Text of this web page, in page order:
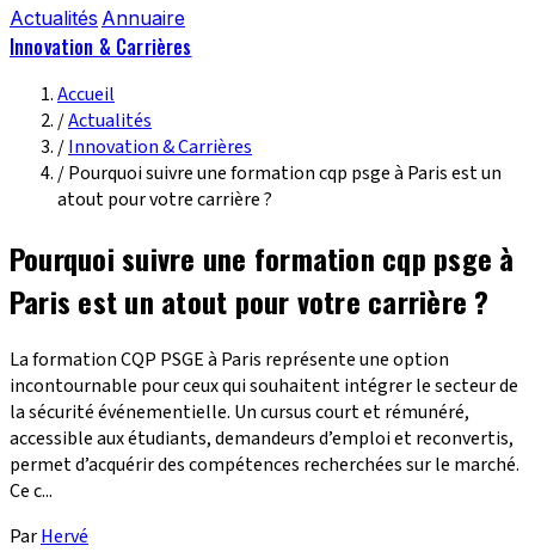
Actualités Annuaire
Innovation & Carrières
Accueil
/Actualités
/Innovation & Carrières
/Pourquoi suivre une formation cqp psge à Paris est un
atout pour votre carrière ?
Pourquoi suivre une formation cqp psge à
Paris est un atout pour votre carrière ?
La formation CQP PSGE à Paris représente une option
incontournable pour ceux qui souhaitent intégrer le secteur de
la sécurité événementielle. Un cursus court et rémunéré,
accessible aux étudiants, demandeurs d’emploi et reconvertis,
permet d’acquérir des compétences recherchées sur le marché.
Ce c...
ParHervé